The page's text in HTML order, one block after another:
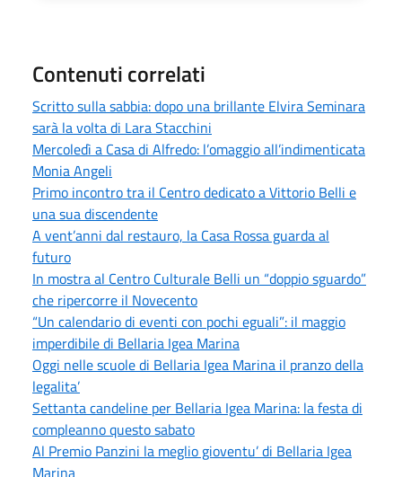
Contenuti correlati
Scritto sulla sabbia: dopo una brillante Elvira Seminara
sarà la volta di Lara Stacchini
Mercoledì a Casa di Alfredo: l’omaggio all’indimenticata
Monia Angeli
Primo incontro tra il Centro dedicato a Vittorio Belli e
una sua discendente
A vent’anni dal restauro, la Casa Rossa guarda al
futuro
In mostra al Centro Culturale Belli un “doppio sguardo”
che ripercorre il Novecento
“Un calendario di eventi con pochi eguali”: il maggio
imperdibile di Bellaria Igea Marina
Oggi nelle scuole di Bellaria Igea Marina il pranzo della
legalita’
Settanta candeline per Bellaria Igea Marina: la festa di
compleanno questo sabato
Al Premio Panzini la meglio gioventu’ di Bellaria Igea
Marina